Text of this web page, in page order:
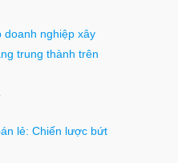
doanh nghiệp xây
trung thành trên
lẻ: Chiến lược bứt